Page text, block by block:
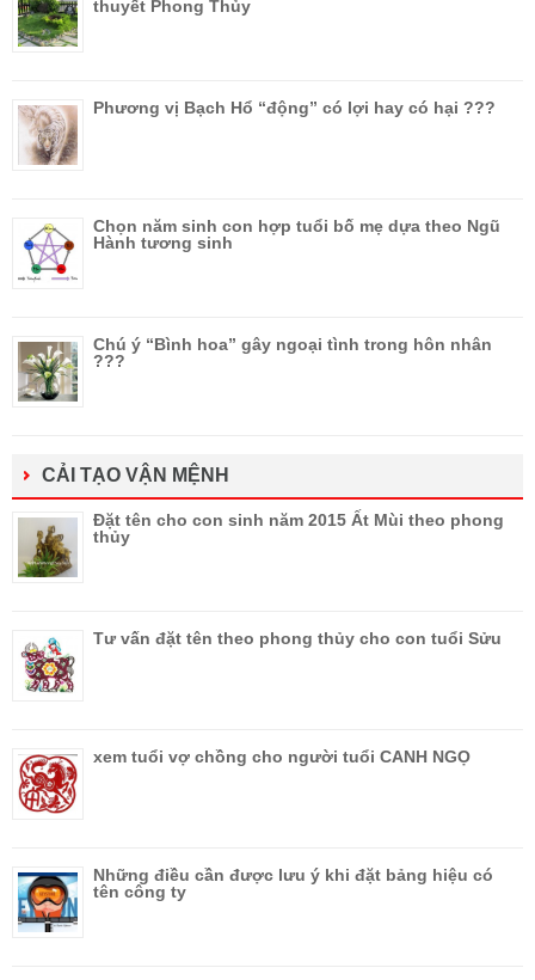
thuyết Phong Thủy
Phương vị Bạch Hổ “động” có lợi hay có hại ???
Chọn năm sinh con hợp tuổi bố mẹ dựa theo Ngũ
Hành tương sinh
Chú ý “Bình hoa” gây ngoại tình trong hôn nhân
???
CẢI TẠO VẬN MỆNH
Đặt tên cho con sinh năm 2015 Ất Mùi theo phong
thủy
Tư vấn đặt tên theo phong thủy cho con tuổi Sửu
xem tuổi vợ chồng cho người tuổi CANH NGỌ
Những điều cần được lưu ý khi đặt bảng hiệu có
tên công ty